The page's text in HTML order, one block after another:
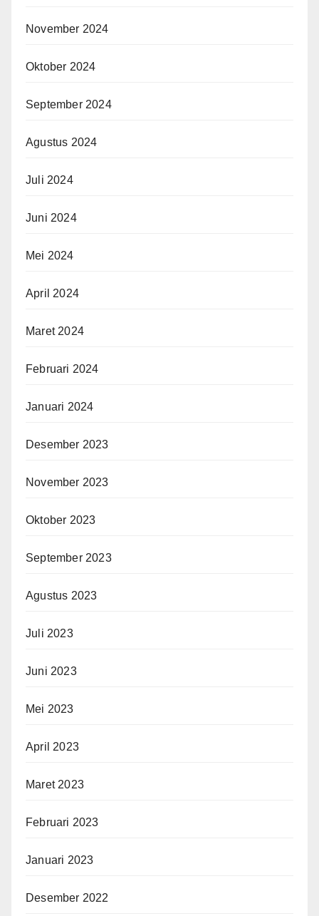
November 2024
Oktober 2024
September 2024
Agustus 2024
Juli 2024
Juni 2024
Mei 2024
April 2024
Maret 2024
Februari 2024
Januari 2024
Desember 2023
November 2023
Oktober 2023
September 2023
Agustus 2023
Juli 2023
Juni 2023
Mei 2023
April 2023
Maret 2023
Februari 2023
Januari 2023
Desember 2022